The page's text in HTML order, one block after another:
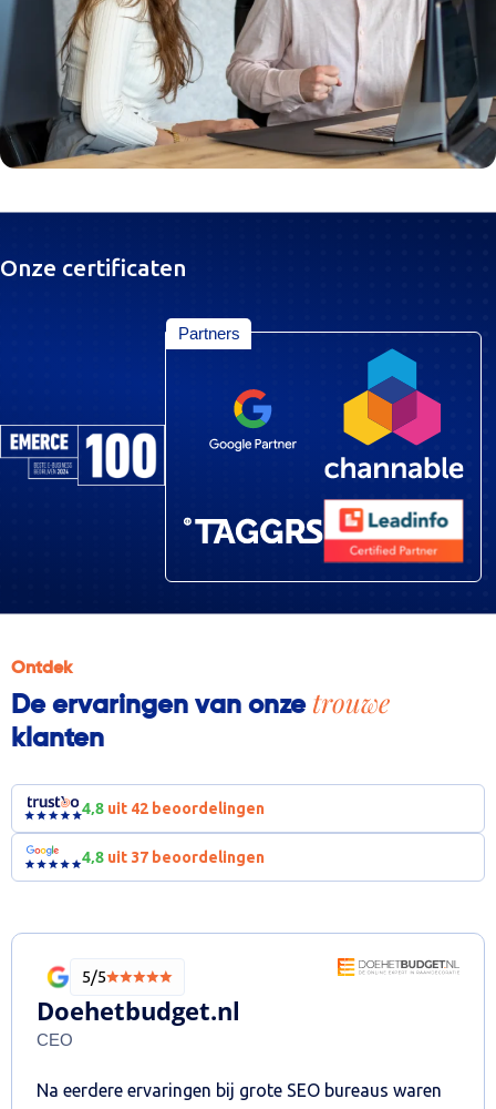
Onze certificaten
Partners
Ontdek
De ervaringen van onze trouwe
klanten
4,8uit 42 beoordelingen
4,8 uit 37 beoordelingen
5/5
Doehetbudget.nl
CEO
Na eerdere ervaringen bij grote SEO bureaus waren